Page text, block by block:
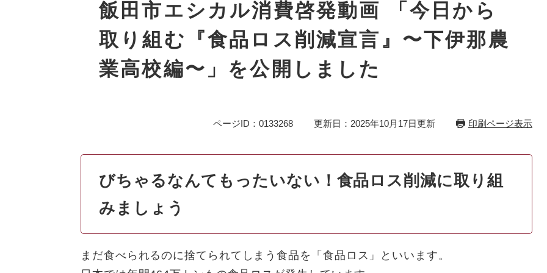
飯田市エシカル消費啓発動画 「今日から
取り組む『食品ロス削減宣言』〜下伊那農
業高校編〜」を公開しました
ページID：0133268 更新日：2025年10月17日更新 印刷ページ表示
びちゃるなんてもったいない！食品ロス削減に取り組
みましょう
まだ食べられるのに捨てられてしまう食品を「食品ロス」といいます。